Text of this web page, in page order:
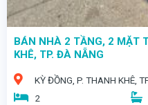
BÁN NHÀ 2 TẦNG, 2 MẶT
KHÊ, TP. ĐÀ NẴNG
KỲ ĐỒNG, P. THANH KHÊ,
2